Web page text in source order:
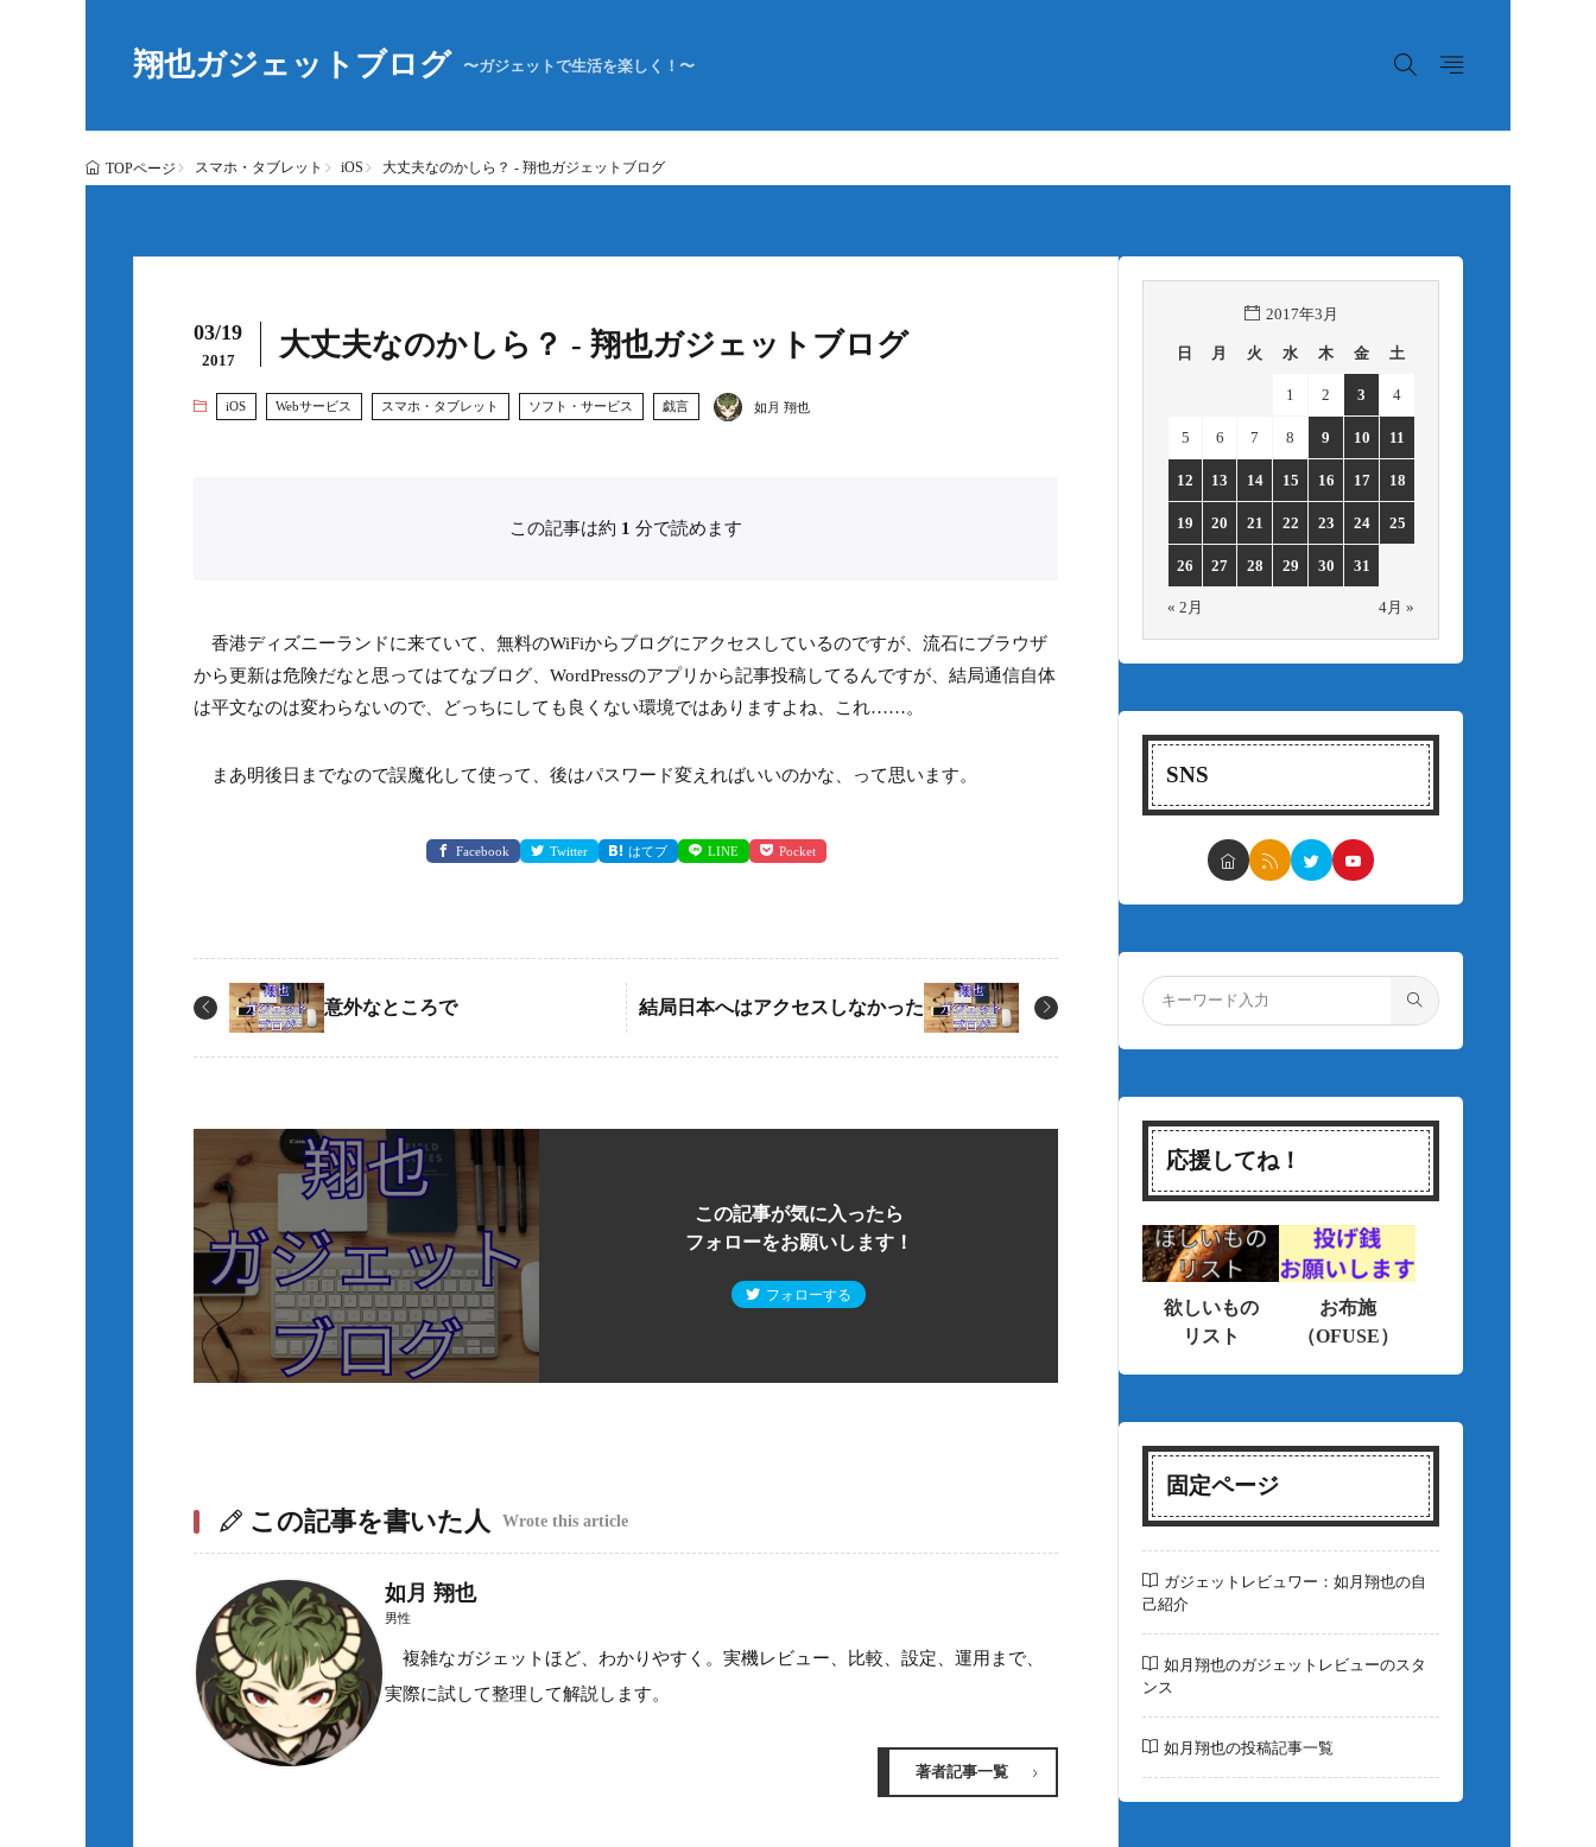
翔也ガジェットブログ 〜ガジェットで生活を楽しく！〜
TOPページ スマホ・タブレット iOS 大丈夫なのかしら？ - 翔也ガジェットブログ
03/19
2017 大丈夫なのかしら？ - 翔也ガジェットブログ
iOS Webサービス スマホ・タブレット ソフト・サービス 戯言 如月 翔也
この記事は約 1 分で読めます
香港ディズニーランドに来ていて、無料のWiFiからブログにアクセスしているのですが、流石にブラウザ
から更新は危険だなと思ってはてなブログ、WordPressのアプリから記事投稿してるんですが、結局通信自体
は平文なのは変わらないので、どっちにしても良くない環境ではありますよね、これ……。
まあ明後日までなので誤魔化して使って、後はパスワード変えればいいのかな、って思います。
Facebook Twitter はてブ LINE Pocket
意外なところで 結局日本へはアクセスしなかった
この記事が気に入ったら
フォローをお願いします！
フォローする
この記事を書いた人 Wrote this article
如月 翔也
男性
複雑なガジェットほど、わかりやすく。実機レビュー、比較、設定、運用まで、
実際に試して整理して解説します。
著者記事一覧
2017年3月
日 月 火 水 木 金 土
1 2 3 4
5 6 7 8 9 10 11
12 13 14 15 16 17 18
19 20 21 22 23 24 25
26 27 28 29 30 31
« 2月 4月 »
SNS
応援してね！
欲しいもの
リスト
お布施
（OFUSE）
固定ページ
ガジェットレビュワー：如月翔也の自
己紹介
如月翔也のガジェットレビューのスタ
ンス
如月翔也の投稿記事一覧